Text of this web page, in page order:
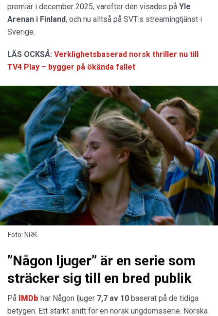
premiär i december 2025, varefter den visades på Yle
Arenan i Finland, och nu alltså på SVT:s streamingtjänst i
Sverige.
LÄS OCKSÅ: Verklighetsbaserad norsk thriller nu till
TV4 Play – bygger på ökända fallet
Foto: NRK.
”Någon ljuger” är en serie som
sträcker sig till en bred publik
På IMDb har Någon ljuger 7,7 av 10 baserat på de tidiga
betygen. Ett starkt snitt för en norsk ungdomsserie. Norska